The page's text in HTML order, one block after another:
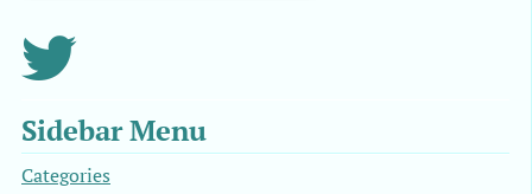
Sidebar Menu
Categories